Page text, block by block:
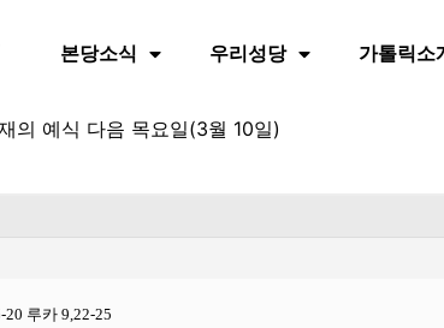
본당소식 우리성당 가톨릭소
의 예식 다음 목요일(3월 10일)
20 루카 9,22-25